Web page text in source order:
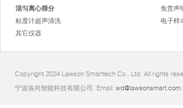
混匀离心筛分
粘度计超声清洗
其它仪器
免责声
电子样
Copyright 2024 Lawson Smarttech Co., Ltd. All rights
宁波洛尚智能科技有限公司. Email: wd@lawsonsmart.com